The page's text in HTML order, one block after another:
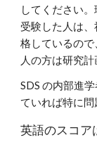
してください
受験した人は
格しているの
人の方は研究
SDS の内部進
ていれば特に問
英語のスコア